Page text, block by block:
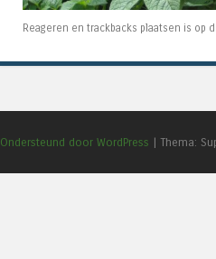
Reageren en trackbacks plaatsen is op
Ondersteund door WordPress | Thema: